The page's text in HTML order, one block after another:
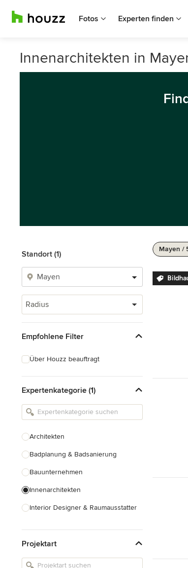
Fotos Experten finden
Innenarchitekten in
Standort (1)
Radius
Empfohlene Filter
Über Houzz beauftragt
Expertenkategorie (1)
Architekten
Badplanung & Badsanierung
Bauunternehmen
Innenarchitekten
Interior Designer & Raumausstatter
Landschaftsarchitekten
Armaturen & Sanitärbedarf
Projektart
Mayen /